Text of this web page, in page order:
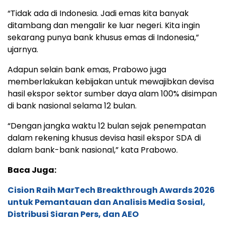
“Tidak ada di Indonesia. Jadi emas kita banyak
ditambang dan mengalir ke luar negeri. Kita ingin
sekarang punya bank khusus emas di Indonesia,”
ujarnya.
Adapun selain bank emas, Prabowo juga
memberlakukan kebijakan untuk mewajibkan devisa
hasil ekspor sektor sumber daya alam 100% disimpan
di bank nasional selama 12 bulan.
“Dengan jangka waktu 12 bulan sejak penempatan
dalam rekening khusus devisa hasil ekspor SDA di
dalam bank-bank nasional,” kata Prabowo.
Baca Juga:
Cision Raih MarTech Breakthrough Awards 2026
untuk Pemantauan dan Analisis Media Sosial,
Distribusi Siaran Pers, dan AEO